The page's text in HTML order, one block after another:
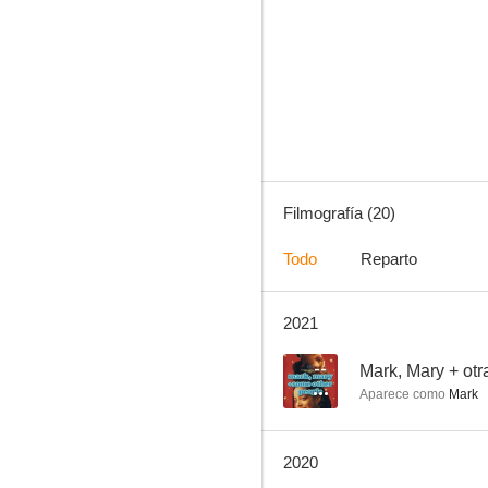
The Long Dumb Road
Filmografía (20)
Todo Reparto
2021
-- Mark, Mary +
Aparece como Mark
2020